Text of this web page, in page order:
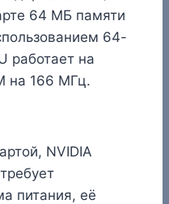
64 МБ памяти
64-
работает на
на 166 МГц.
NVIDIA
питания, её